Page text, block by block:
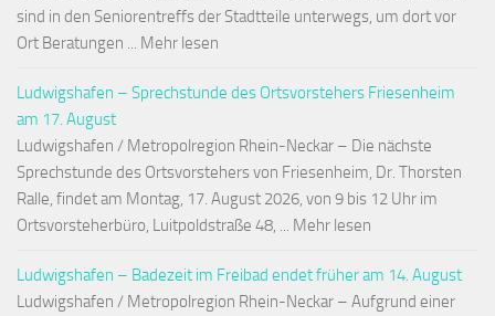
sind in den Seniorentreffs der Stadtteile unterwegs, um dort vor
Ort Beratungen ... Mehr lesen
Ludwigshafen – Sprechstunde des Ortsvorstehers Friesenheim
am 17. August
Ludwigshafen / Metropolregion Rhein-Neckar – Die nächste
Sprechstunde des Ortsvorstehers von Friesenheim, Dr. Thorsten
Ralle, findet am Montag, 17. August 2026, von 9 bis 12 Uhr im
Ortsvorsteherbüro, Luitpoldstraße 48, ... Mehr lesen
Ludwigshafen – Badezeit im Freibad endet früher am 14. August
Ludwigshafen / Metropolregion Rhein-Neckar – Aufgrund einer